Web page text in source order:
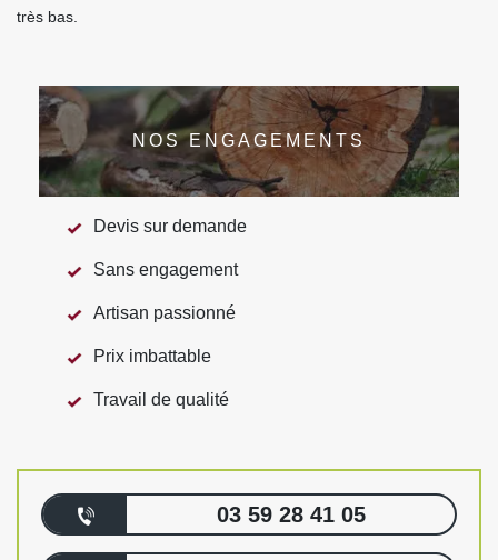
très bas.
NOS ENGAGEMENTS
Devis sur demande
Sans engagement
Artisan passionné
Prix imbattable
Travail de qualité
03 59 28 41 05